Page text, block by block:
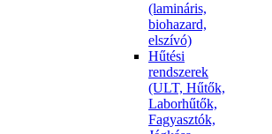
(lamináris,
biohazard,
elszívó)
Hűtési
rendszerek
(ULT, Hűtők,
Laborhűtők,
Fagyasztók,